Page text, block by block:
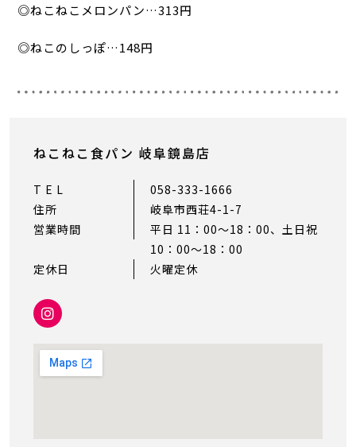
◎ねこねこメロンパン…313円
◎ねこのしっぽ…148円
ねこねこ食パン 岐阜鏡島店
T E L
058-333-1666
住所
岐阜市西荘4-1-7
営業時間
平日 11：00～18：00、土日祝
10：00〜18：00
定休日
火曜定休